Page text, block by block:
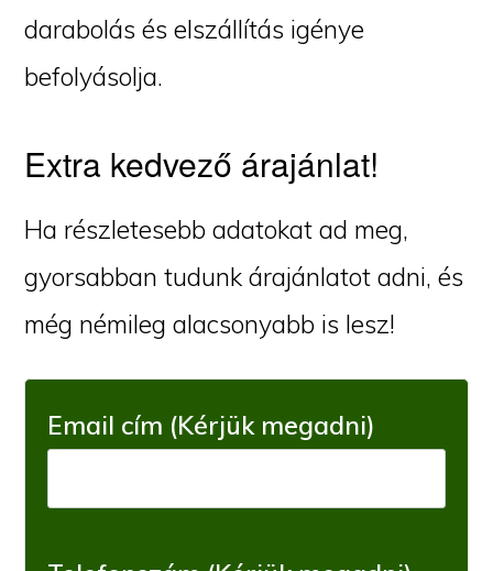
darabolás és elszállítás igénye
befolyásolja.
Extra kedvező árajánlat!
Ha részletesebb adatokat ad meg,
gyorsabban tudunk árajánlatot adni, és
még némileg alacsonyabb is lesz!
Email cím (Kérjük megadni)